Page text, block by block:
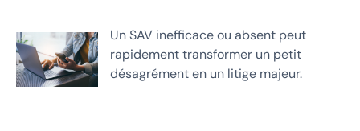
Un SAV inefficace ou absent peut
rapidement transformer un petit
désagrément en un litige majeur.